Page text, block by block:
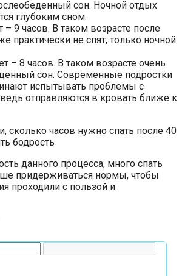
сон. Ночной отдых
глубоким сном.
– 9 часов. В таком возрасте после
практически не спят, только ночной
– 8 часов. В таком возрасте очень
сон. Современные подростки
испытывать проблемы с
отправляются в кровать ближе к
данного процесса, много спать
придерживаться нормы, чтобы
проходили с пользой и